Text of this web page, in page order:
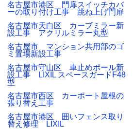
名古屋市港区 門扉スイッチカバ
ーの取り付け工事 跳ね上げ門扉
名古屋市天白区 カーブミラー新
設工事 アクリルミラー丸型
名古屋市 マンション共用部のゴ
ミ置場新設工事
名古屋市守山区 車止めポール新
設工事 LIXIL スペースガードF48
型
名古屋市西区 カーポート屋根の
張り替え工事
名古屋市港区 囲いフェンス取り
替え修理 LIXIL